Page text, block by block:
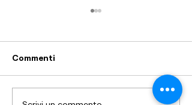
Commenti